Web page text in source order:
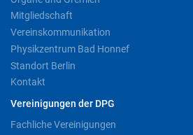
Mitgliedschaft
Vereinskommunikation
Physikzentrum Bad Honnef
Standort Berlin
Kontakt
Vereinigungen der DPG
Fachliche Vereinigungen